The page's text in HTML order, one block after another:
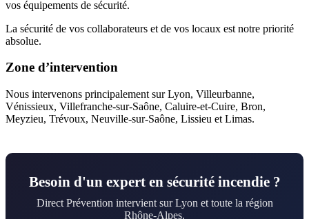
vos équipements de sécurité.
La sécurité de vos collaborateurs et de vos locaux est notre priorité
absolue.
Zone d’intervention
Nous intervenons principalement sur Lyon, Villeurbanne,
Vénissieux, Villefranche-sur-Saône, Caluire-et-Cuire, Bron,
Meyzieu, Trévoux, Neuville-sur-Saône, Lissieu et Limas.
Besoin d'un expert en sécurité incendie ?
Direct Prévention intervient sur Lyon et toute la région
Rhône-Alpes.